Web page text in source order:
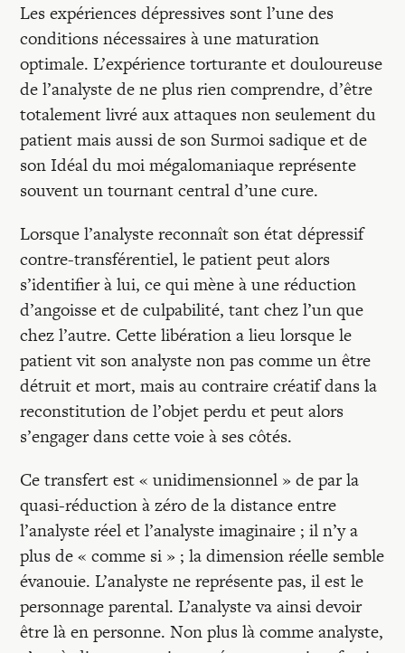
Les expériences dépressives sont l’une des
conditions nécessaires à une maturation
optimale. L’expérience torturante et douloureuse
de l’analyste de ne plus rien comprendre, d’être
totalement livré aux attaques non seulement du
patient mais aussi de son Surmoi sadique et de
son Idéal du moi mégalomaniaque représente
souvent un tournant central d’une cure.
Lorsque l’analyste reconnaît son état dépressif
contre-transférentiel, le patient peut alors
s’identifier à lui, ce qui mène à une réduction
d’angoisse et de culpabilité, tant chez l’un que
chez l’autre. Cette libération a lieu lorsque le
patient vit son analyste non pas comme un être
détruit et mort, mais au contraire créatif dans la
reconstitution de l’objet perdu et peut alors
s’engager dans cette voie à ses côtés.
Ce transfert est « unidimensionnel » de par la
quasi-réduction à zéro de la distance entre
l’analyste réel et l’analyste imaginaire ; il n’y a
plus de « comme si » ; la dimension réelle semble
évanouie. L’analyste ne représente pas, il est le
personnage parental. L’analyste va ainsi devoir
être là en personne. Non plus là comme analyste,